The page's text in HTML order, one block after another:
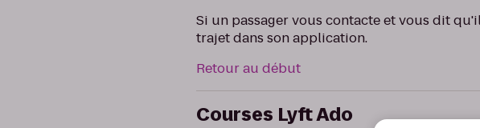
Si un passager vous contacte et vous dit
trajet dans son application.
Retour au début
Courses Lyft Ado